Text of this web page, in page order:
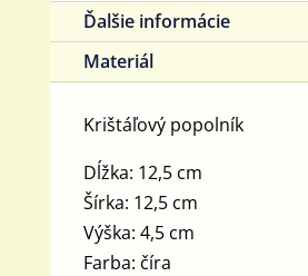
Ďalšie informácie
Materiál
Krištáľový popolník
Dĺžka: 12,5 cm
Šírka: 12,5 cm
Výška: 4,5 cm
Farba: číra